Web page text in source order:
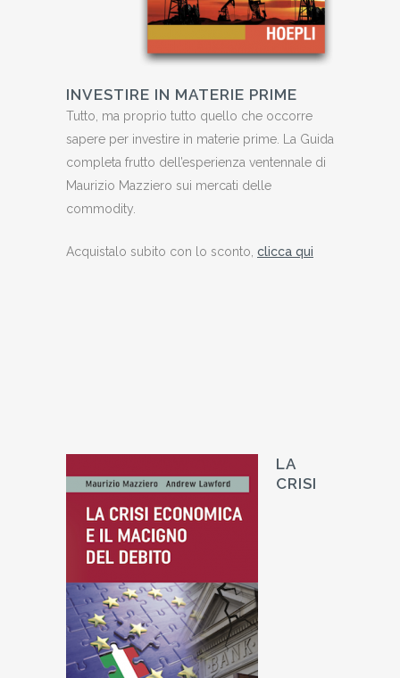
INVESTIRE IN MATERIE PRIME
Tutto, ma proprio tutto quello che occorre
sapere per investire in materie prime. La Guida
completa frutto dell’esperienza ventennale di
Maurizio Mazziero sui mercati delle
commodity.
Acquistalo subito con lo sconto, clicca qui
LA
CRISI